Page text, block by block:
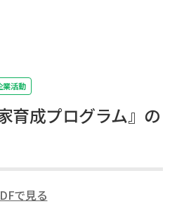
業活動
育成プログラム』の
で見る